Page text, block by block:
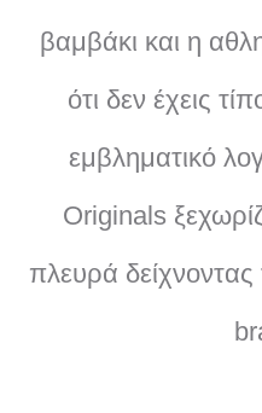
βαμβάκι και η
ότι δεν έχεις
εμβληματικό
Originals
πλευρά